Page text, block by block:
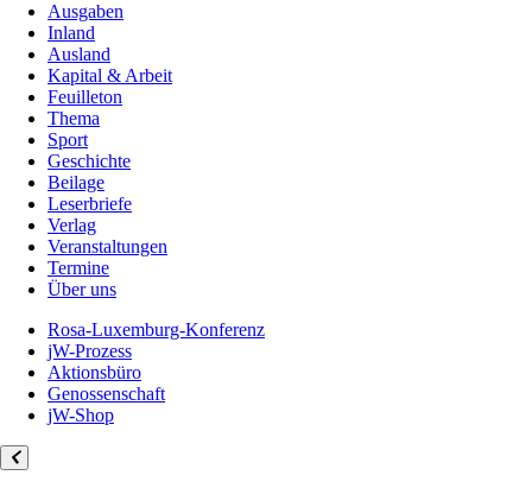
Ausgaben
Inland
Ausland
Kapital & Arbeit
Feuilleton
Thema
Sport
Geschichte
Beilage
Leserbriefe
Verlag
Veranstaltungen
Termine
Über uns
Rosa-Luxemburg-Konferenz
jW-Prozess
Aktionsbüro
Genossenschaft
jW-Shop